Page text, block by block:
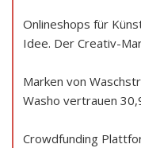
Onlineshops für
Idee. Der Creativ-
Marken von
Washo vertrauen
Crowdfunding